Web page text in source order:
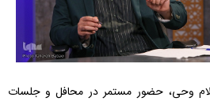
وحی، حضور مستمر در محافل و جلسات